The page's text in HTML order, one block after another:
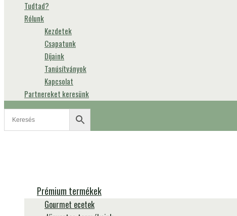
Tudtad?
Rólunk
Kezdetek
Csapatunk
Díjaink
Tanúsítványok
Kapcsolat
Partnereket keresünk
Prémium termékek
Gourmet ecetek